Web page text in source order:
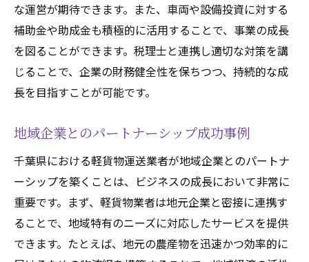
な運営が期待できます。また、車両や設備投資に対する
補助金や助成金も積極的に活用することで、事業の成長
を図ることができます。税理士と連携し適切な対策を講
じることで、企業の財務健全性を保ちつつ、持続的な成
長を目指すことが可能です。
地域企業とのパートナーシップ成功事例
千葉県における軽貨物運送業者が地域企業とのパートナ
ーシップを築くことは、ビジネスの成長において非常に
重要です。まず、軽貨物業者は地元企業と密接に連携す
ることで、地域特有のニーズに対応したサービスを提供
できます。たとえば、地元の農産物を迅速かつ効率的に